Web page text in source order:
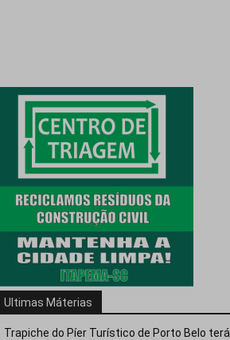
Ultimas Máterias
Trapiche do Píer Turístico de Porto Belo terá